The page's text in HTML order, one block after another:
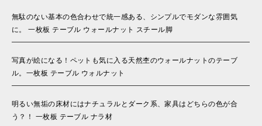
無駄のない基本の色合わせで統一感ある、シンプルでモダンな雰囲気
に。 一枚板 テーブル ウォールナット スチール脚
写真が絵になる！ペットも気に入る天然杢のウォールナットのテーブ
ル。一枚板 テーブル ウォルナット
明るい無垢の床材にはナチュラルとダーク系、家具はどちらの色が合
う？！ 一枚板 テーブル ナラ材